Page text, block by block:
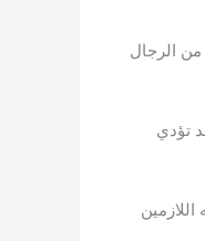
الرجال
تؤدي